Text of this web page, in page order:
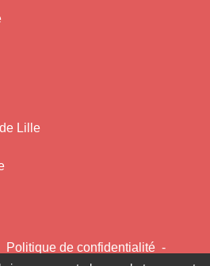
Lille
Politique de confidentialité -